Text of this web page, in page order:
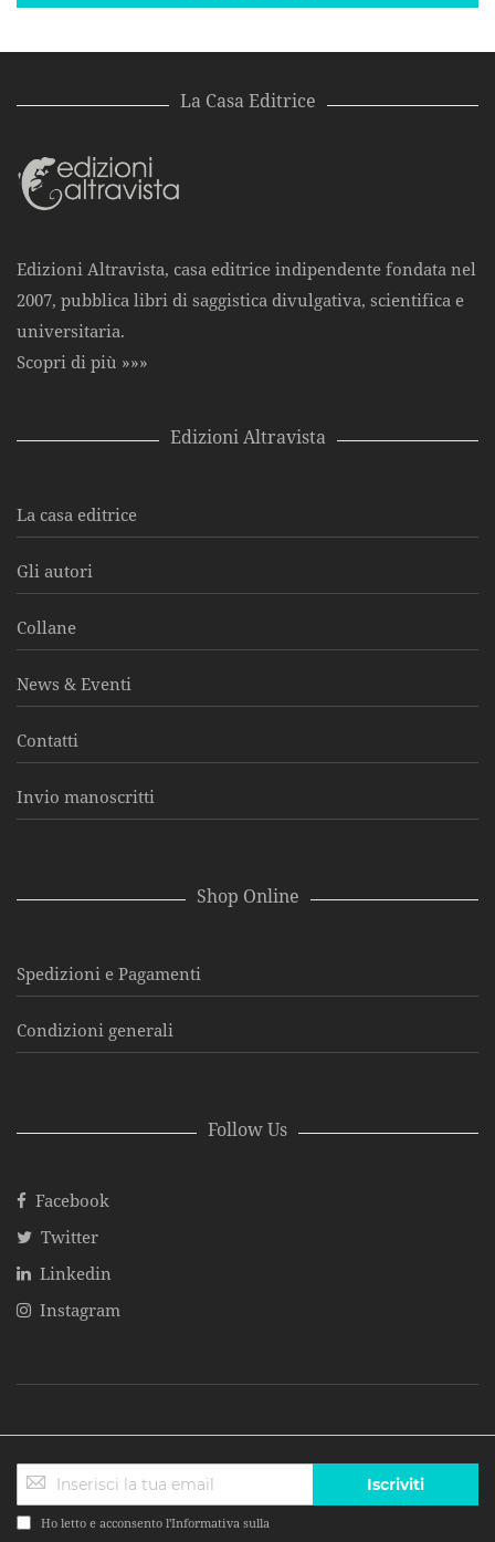
La Casa Editrice
Edizioni Altravista, casa editrice indipendente fondata nel
2007, pubblica libri di saggistica divulgativa, scientifica e
universitaria.
Scopri di più »»»
Edizioni Altravista
La casa editrice
Gli autori
Collane
News & Eventi
Contatti
Invio manoscritti
Shop Online
Spedizioni e Pagamenti
Condizioni generali
Follow Us
Facebook
Twitter
Linkedin
Instagram
Ho letto e acconsento l'Informativa sulla
Iscriviti